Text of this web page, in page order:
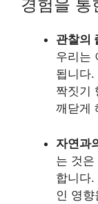
경험을 통
관찰의
우리는
됩니다
짝짓기
깨닫게
자연과
는 것은
합니다.
인 영